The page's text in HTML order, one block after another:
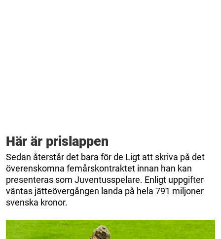
Här är prislappen
Sedan återstår det bara för de Ligt att skriva på det
överenskomna femårskontraktet innan han kan
presenteras som Juventusspelare. Enligt uppgifter
väntas jätteövergången landa på hela 791 miljoner
svenska kronor.